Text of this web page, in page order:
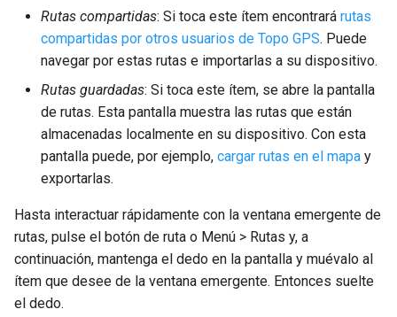
Rutas compartidas: Si toca este ítem encontrará rutas
compartidas por otros usuarios de Topo GPS. Puede
navegar por estas rutas e importarlas a su dispositivo.
Rutas guardadas: Si toca este ítem, se abre la pantalla
de rutas. Esta pantalla muestra las rutas que están
almacenadas localmente en su dispositivo. Con esta
pantalla puede, por ejemplo, cargar rutas en el mapa y
exportarlas.
Hasta interactuar rápidamente con la ventana emergente de
rutas, pulse el botón de ruta o Menú > Rutas y, a
continuación, mantenga el dedo en la pantalla y muévalo al
ítem que desee de la ventana emergente. Entonces suelte
el dedo.